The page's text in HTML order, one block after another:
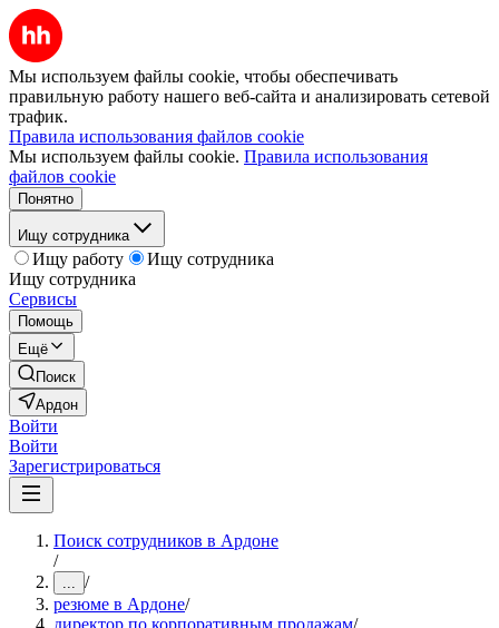
Мы используем файлы cookie, чтобы обеспечивать
правильную работу нашего веб-сайта и анализировать сетевой
трафик.
Правила использования файлов cookie
Мы используем файлы cookie. Правила использования
файлов cookie
Понятно
Ищу сотрудника
Ищу работу
Ищу сотрудника
Ищу сотрудника
Сервисы
Помощь
Ещё
Поиск
Ардон
Войти
Войти
Зарегистрироваться
Поиск сотрудников в Ардоне
/
... /
резюме в Ардоне/
директор по корпоративным продажам/